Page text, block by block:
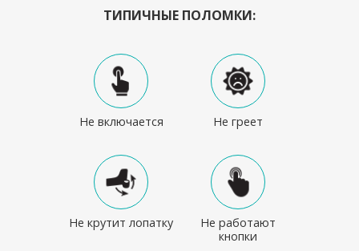
ТИПИЧНЫЕ ПОЛОМКИ:
Не включается Не греет
Не крутит лопатку
Не работают
кнопки